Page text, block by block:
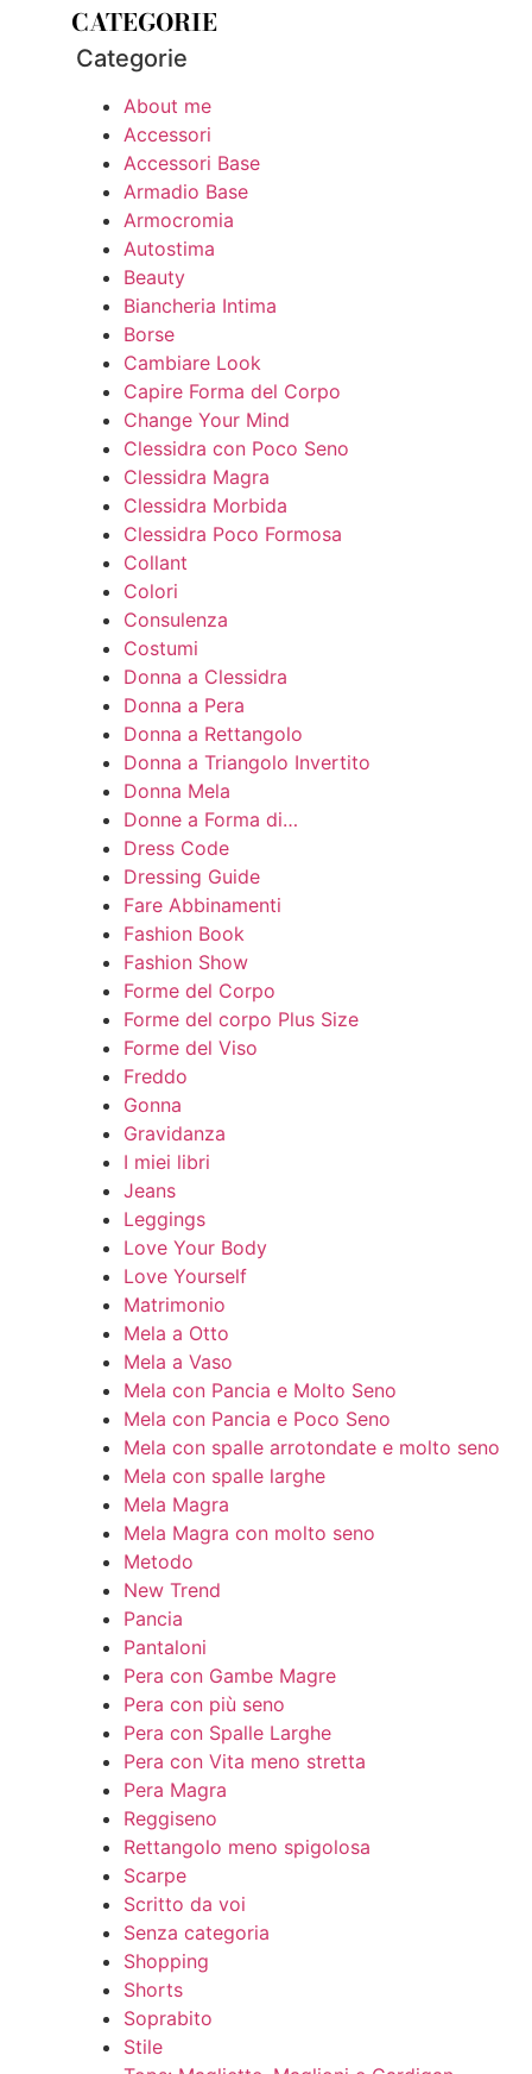
CATEGORIE
Categorie
About me
Accessori
Accessori Base
Armadio Base
Armocromia
Autostima
Beauty
Biancheria Intima
Borse
Cambiare Look
Capire Forma del Corpo
Change Your Mind
Clessidra con Poco Seno
Clessidra Magra
Clessidra Morbida
Clessidra Poco Formosa
Collant
Colori
Consulenza
Costumi
Donna a Clessidra
Donna a Pera
Donna a Rettangolo
Donna a Triangolo Invertito
Donna Mela
Donne a Forma di…
Dress Code
Dressing Guide
Fare Abbinamenti
Fashion Book
Fashion Show
Forme del Corpo
Forme del corpo Plus Size
Forme del Viso
Freddo
Gonna
Gravidanza
I miei libri
Jeans
Leggings
Love Your Body
Love Yourself
Matrimonio
Mela a Otto
Mela a Vaso
Mela con Pancia e Molto Seno
Mela con Pancia e Poco Seno
Mela con spalle arrotondate e molto seno
Mela con spalle larghe
Mela Magra
Mela Magra con molto seno
Metodo
New Trend
Pancia
Pantaloni
Pera con Gambe Magre
Pera con più seno
Pera con Spalle Larghe
Pera con Vita meno stretta
Pera Magra
Reggiseno
Rettangolo meno spigolosa
Scarpe
Scritto da voi
Senza categoria
Shopping
Shorts
Soprabito
Stile